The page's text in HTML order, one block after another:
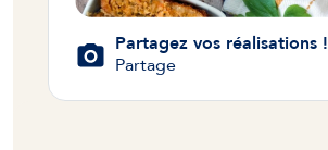
Partagez vos réalisations !
Partage